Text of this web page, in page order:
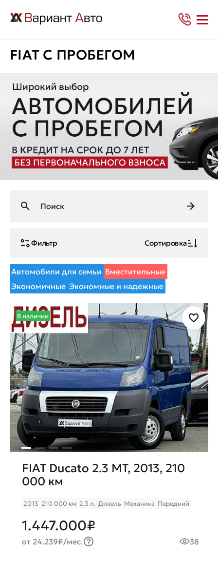
FIAT С ПРОБЕГОМ
Фильтр Сортировка
Автомобили для семьи Вместительные
Экономичные Экономные и надежные
В наличии
FIAT Ducato 2.3 МТ, 2013, 210
000 км
2013 210 000 км 2.3 л. Дизель Механика Передний
1.447.000₽
от 24.239₽/мес. 38